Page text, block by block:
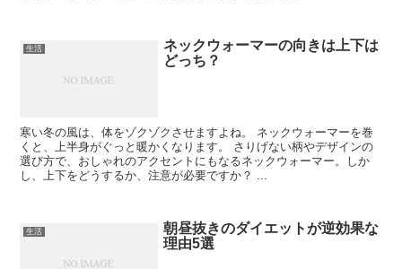
生活
ネックウォーマーの向きは上下は
どっち？
寒い冬の風は、体をゾクゾクさせますよね。 ネックウォーマーを巻
くと、上半身がぐっと暖かくなります。 さりげない柄やデザインの
選び方で、おしゃれのアクセントにもなるネックウォーマー。しか
し、上下をどうするか、注意が必要ですか？ ...
生活
朝昼抜きのダイエットが逆効果な
理由5選